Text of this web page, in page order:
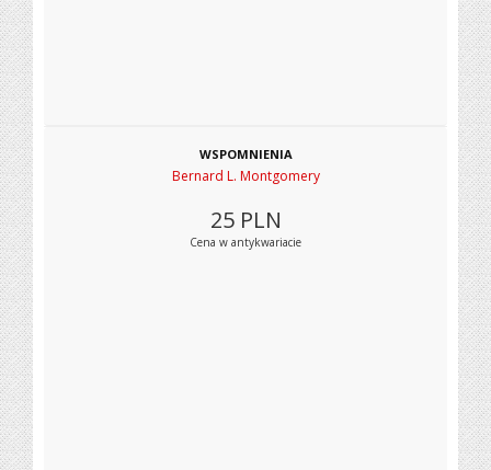
WSPOMNIENIA
Bernard L. Montgomery
25 PLN
Cena w antykwariacie